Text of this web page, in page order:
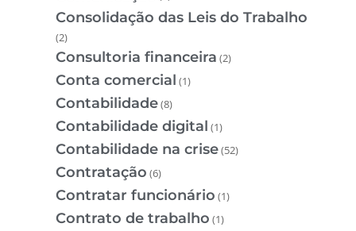
Consolidação das Leis do Trabalho
(2)
Consultoria financeira (2)
Conta comercial (1)
Contabilidade(8)
Contabilidade digital (1)
Contabilidade na crise(52)
Contratação (6)
Contratar funcionário (1)
Contrato de trabalho (1)